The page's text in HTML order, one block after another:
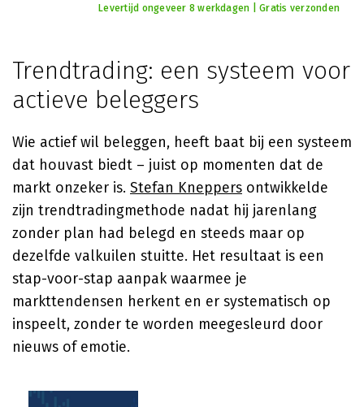
Levertijd ongeveer 8 werkdagen | Gratis verzonden
Trendtrading: een systeem voor
actieve beleggers
Wie actief wil beleggen, heeft baat bij een systeem
dat houvast biedt – juist op momenten dat de
markt onzeker is. Stefan Kneppers ontwikkelde
zijn trendtradingmethode nadat hij jarenlang
zonder plan had belegd en steeds maar op
dezelfde valkuilen stuitte. Het resultaat is een
stap-voor-stap aanpak waarmee je
markttendensen herkent en er systematisch op
inspeelt, zonder te worden meegesleurd door
nieuws of emotie.